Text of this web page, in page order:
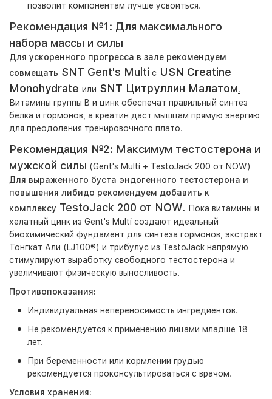
позволит компонентам лучше усвоиться.
Рекомендация №1: Для максимального
набора массы и силы
Для ускоренного прогресса в зале рекомендуем
совмещать SNT Gent's Multi с USN Creatine
Monohydrate или SNT Цитруллин Малатом.
Витамины группы B и цинк обеспечат правильный синтез
белка и гормонов, а креатин даст мышцам прямую энергию
для преодоления тренировочного плато.
Рекомендация №2: Максимум тестостерона и
мужской силы (Gent's Multi + TestoJack 200 от NOW)
Для выраженного буста эндогенного тестостерона и
повышения либидо рекомендуем добавить к
комплексу TestoJack 200 от NOW. Пока витамины и
хелатный цинк из Gent's Multi создают идеальный
биохимический фундамент для синтеза гормонов, экстракт
Тонгкат Али (LJ100®) и трибулус из TestoJack напрямую
стимулируют выработку свободного тестостерона и
увеличивают физическую выносливость.
Противопоказания:
Индивидуальная непереносимость ингредиентов.
Не рекомендуется к применению лицами младше 18
лет.
При беременности или кормлении грудью
рекомендуется проконсультироваться с врачом.
Условия хранения: